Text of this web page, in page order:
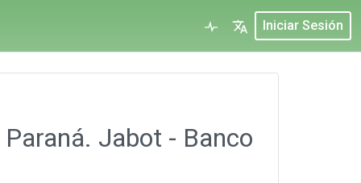
Iniciar Sesión
Jabot - Banco